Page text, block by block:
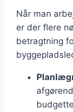
Når man
er der flere
betragtning